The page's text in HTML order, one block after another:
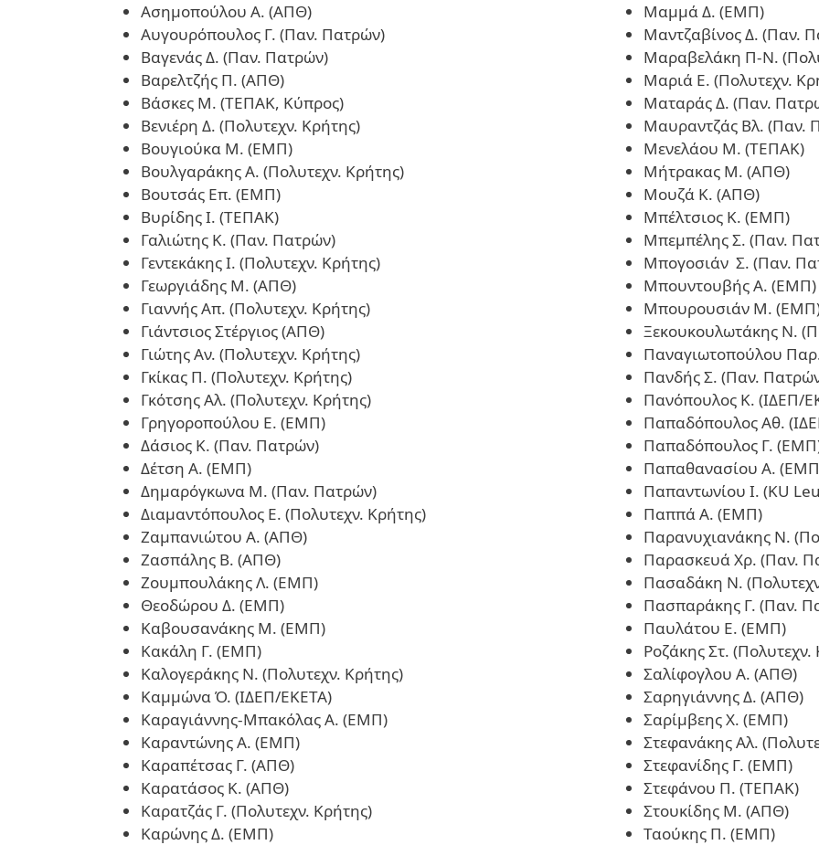
Ασημοπούλου Α. (ΑΠΘ)
Αυγουρόπουλος Γ. (Παν. Πατρών)
Βαγενάς Δ. (Παν. Πατρών)
Βαρελτζής Π. (ΑΠΘ)
Βάσκες Μ. (ΤΕΠΑΚ, Κύπρος)
Βενιέρη Δ. (Πολυτεχν. Κρήτης)
Βουγιούκα Μ. (ΕΜΠ)
Βουλγαράκης Α. (Πολυτεχν. Κρήτης)
Βουτσάς Επ. (ΕΜΠ)
Βυρίδης Ι. (ΤΕΠΑΚ)
Γαλιώτης Κ. (Παν. Πατρών)
Γεντεκάκης Ι. (Πολυτεχν. Κρήτης)
Γεωργιάδης Μ. (ΑΠΘ)
Γιαννής Απ. (Πολυτεχν. Κρήτης)
Γιάντσιος Στέργιος (ΑΠΘ)
Γιώτης Αν. (Πολυτεχν. Κρήτης)
Γκίκας Π. (Πολυτεχν. Κρήτης)
Γκότσης Αλ. (Πολυτεχν. Κρήτης)
Γρηγοροπούλου Ε. (ΕΜΠ)
Δάσιος Κ. (Παν. Πατρών)
Δέτση Α. (ΕΜΠ)
Δημαρόγκωνα Μ. (Παν. Πατρών)
Διαμαντόπουλος Ε. (Πολυτεχν. Κρήτης)
Ζαμπανιώτου Α. (ΑΠΘ)
Ζασπάλης Β. (ΑΠΘ)
Ζουμπουλάκης Λ. (ΕΜΠ)
Θεοδώρου Δ. (ΕΜΠ)
Καβουσανάκης Μ. (ΕΜΠ)
Κακάλη Γ. (ΕΜΠ)
Καλογεράκης Ν. (Πολυτεχν. Κρήτης)
Καμμώνα Ό. (ΙΔΕΠ/ΕΚΕΤΑ)
Καραγιάννης-Μπακόλας Α. (ΕΜΠ)
Καραντώνης Α. (ΕΜΠ)
Καραπέτσας Γ. (ΑΠΘ)
Καρατάσος Κ. (ΑΠΘ)
Καρατζάς Γ. (Πολυτεχν. Κρήτης)
Καρώνης Δ. (ΕΜΠ)
Μαμμά Δ. (ΕΜΠ)
Μαντζαβίνος Δ. (Παν.
Μαραβελάκη Π-Ν.
Μαριά Ε. (Πολυτεχν.
Ματαράς Δ. (Παν.
Μαυραντζάς Βλ. (Παν.
Μενελάου Μ. (ΤΕΠΑΚ)
Μήτρακας Μ. (ΑΠΘ)
Μουζά Κ. (ΑΠΘ)
Μπέλτσιος Κ. (ΕΜΠ)
Μπεμπέλης Σ. (Παν.
Μπογοσιάν Σ. (Παν.
Μπουντουβής Α. (ΕΜΠ)
Μπουρουσιάν Μ.
Ξεκουκουλωτάκης Ν.
Παναγιωτοπούλου
Πανδής Σ. (Παν.
Πανόπουλος Κ. (ΙΔΕΠ/
Παπαδόπουλος Αθ.
Παπαδόπουλος Γ.
Παπαθανασίου Α.
Παπαντωνίου Ι. (KU
Παππά Α. (ΕΜΠ)
Παρανυχιανάκης Ν.
Παρασκευά Χρ. (Παν.
Πασαδάκη Ν.
Πασπαράκης Γ. (Παν.
Παυλάτου Ε. (ΕΜΠ)
Ροζάκης Στ. (Πολυτεχν.
Σαλίφογλου Α. (ΑΠΘ)
Σαρηγιάννης Δ. (ΑΠΘ)
Σαρίμβεης Χ. (ΕΜΠ)
Στεφανάκης Αλ.
Στεφανίδης Γ. (ΕΜΠ)
Στεφάνου Π. (ΤΕΠΑΚ)
Στουκίδης Μ. (ΑΠΘ)
Ταούκης Π. (ΕΜΠ)